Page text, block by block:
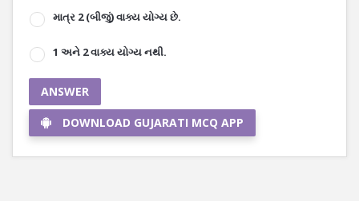
માત્ર 2 (બીજું) વાક્ય યોગ્ય છે.
1 અને 2 વાક્ય યોગ્ય નથી.
ANSWER
DOWNLOAD GUJARATI MCQ APP